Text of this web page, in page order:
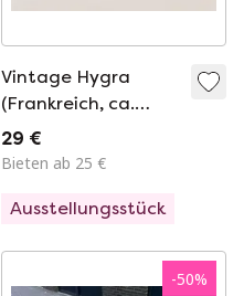
Vintage Hygra
(Frankreich, ca.
1960) Keramik-
Heizkörper-
29 €
Bieten ab 25 €
Ausstellungsstück
-50%